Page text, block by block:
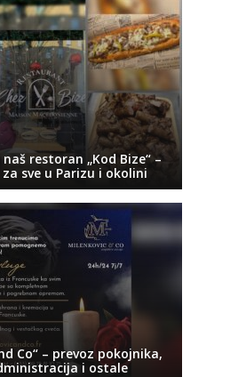
restoran „Kod Bize“ –
sve u Parizu i okolini
Co“ – prevoz pokojnika,
i ostale